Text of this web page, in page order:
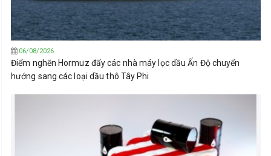
06/08/2026
Điểm nghẽn Hormuz đẩy các nhà máy lọc dầu Ấn Độ chuyển
hướng sang các loại dầu thô Tây Phi